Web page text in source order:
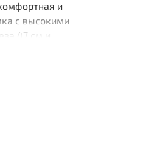
и
с высокими
47 см и
работа в Вашем